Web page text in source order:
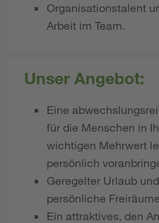
Organisationstalent
Arbeit im Team.
Unser Angebot:
Eine
für die Menschen in
wichtigen Mehrwert
persönlich
Geregelter Urlaub
persönliche Freiräume.
Ein attraktives, den